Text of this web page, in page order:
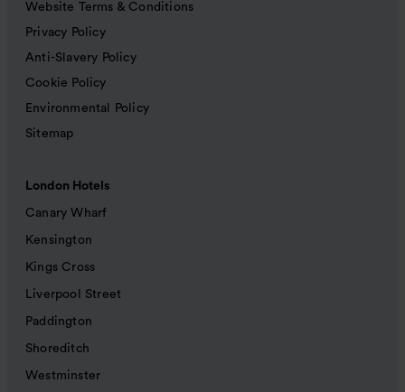
Website Terms & Conditions
Privacy Policy
Anti-Slavery Policy
Cookie Policy
Environmental Policy
Sitemap
London Hotels
Canary Wharf
Kensington
Kings Cross
Liverpool Street
Paddington
Shoreditch
Westminster